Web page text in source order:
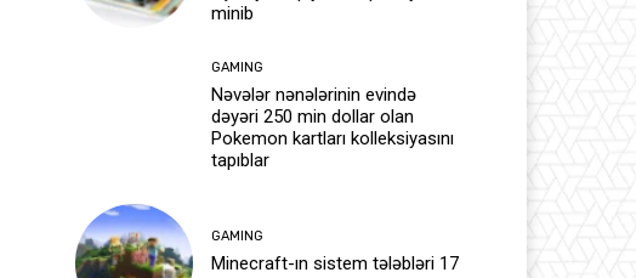
minib
GAMING
Nəvələr nənələrinin evində
dəyəri 250 min dollar olan
Pokemon kartları kolleksiyasını
tapıblar
GAMING
Minecraft-ın sistem tələbləri 17